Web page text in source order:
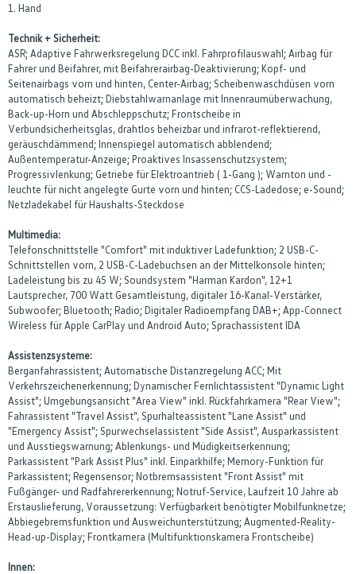
1. Hand
Technik + Sicherheit:
ASR; Adaptive Fahrwerksregelung DCC inkl. Fahrprofilauswahl; Airbag für
Fahrer und Beifahrer, mit Beifahrerairbag-Deaktivierung; Kopf- und
Seitenairbags vorn und hinten, Center-Airbag; Scheibenwaschdüsen vorn
automatisch beheizt; Diebstahlwarnanlage mit Innenraumüberwachung,
Back-up-Horn und Abschleppschutz; Frontscheibe in
Verbundsicherheitsglas, drahtlos beheizbar und infrarot-reflektierend,
geräuschdämmend; Innenspiegel automatisch abblendend;
Außentemperatur-Anzeige; Proaktives Insassenschutzsystem;
Progressivlenkung; Getriebe für Elektroantrieb ( 1-Gang ); Warnton und -
leuchte für nicht angelegte Gurte vorn und hinten; CCS-Ladedose; e-Sound;
Netzladekabel für Haushalts-Steckdose
Multimedia:
Telefonschnittstelle "Comfort" mit induktiver Ladefunktion; 2 USB-C-
Schnittstellen vorn, 2 USB-C-Ladebuchsen an der Mittelkonsole hinten;
Ladeleistung bis zu 45 W; Soundsystem "Harman Kardon", 12+1
Lautsprecher, 700 Watt Gesamtleistung, digitaler 16-Kanal-Verstärker,
Subwoofer; Bluetooth; Radio; Digitaler Radioempfang DAB+; App-Connect
Wireless für Apple CarPlay und Android Auto; Sprachassistent IDA
Assistenzsysteme:
Berganfahrassistent; Automatische Distanzregelung ACC; Mit
Verkehrszeichenerkennung; Dynamischer Fernlichtassistent "Dynamic Light
Assist"; Umgebungsansicht "Area View" inkl. Rückfahrkamera "Rear View";
Fahrassistent "Travel Assist", Spurhalteassistent "Lane Assist" und
"Emergency Assist"; Spurwechselassistent "Side Assist", Ausparkassistent
und Ausstiegswarnung; Ablenkungs- und Müdigkeitserkennung;
Parkassistent "Park Assist Plus" inkl. Einparkhilfe; Memory-Funktion für
Parkassistent; Regensensor; Notbremsassistent "Front Assist" mit
Fußgänger- und Radfahrererkennung; Notruf-Service, Laufzeit 10 Jahre ab
Erstauslieferung, Voraussetzung: Verfügbarkeit benötigter Mobilfunknetze;
Abbiegebremsfunktion und Ausweichunterstützung; Augmented-Reality-
Head-up-Display; Frontkamera (Multifunktionskamera Frontscheibe)
Innen: